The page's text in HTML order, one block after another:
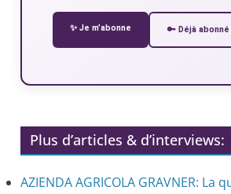
✨ Je m’abonne 🔑 Déjà
Plus d’articles & d’interviews:
AZIENDA AGRICOLA GRAVNER: La